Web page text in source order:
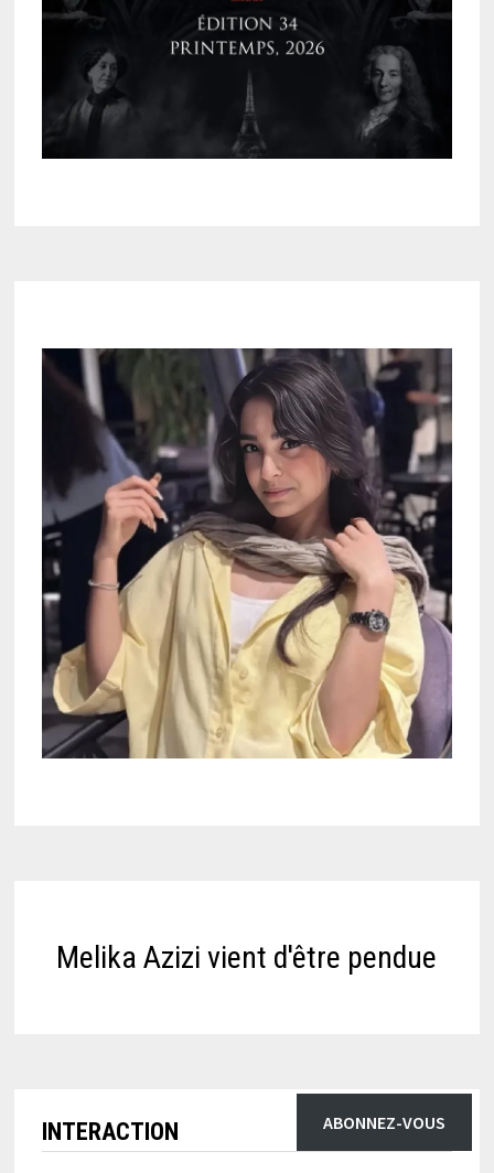
Melika Azizi vient d'être pendue
INTERACTION ABONNEZ-VOUS